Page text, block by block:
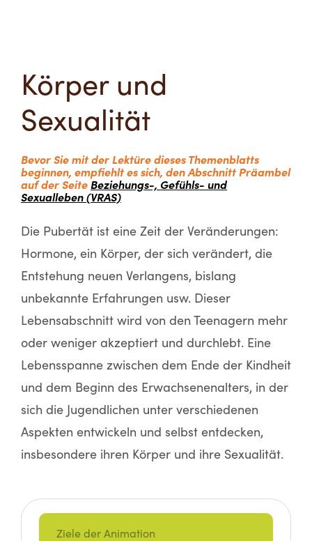
Körper und
Sexualität
Bevor Sie mit der Lektüre dieses Themenblatts
beginnen, empfiehlt es sich, den Abschnitt Präambel
auf der SeiteBeziehungs-, Gefühls- und
Sexualleben (VRAS)
Die Pubertät ist eine Zeit der Veränderungen:
Hormone, ein Körper, der sich verändert, die
Entstehung neuen Verlangens, bislang
unbekannte Erfahrungen usw. Dieser
Lebensabschnitt wird von den Teenagern mehr
oder weniger akzeptiert und durchlebt. Eine
Lebensspanne zwischen dem Ende der Kindheit
und dem Beginn des Erwachsenenalters, in der
sich die Jugendlichen unter verschiedenen
Aspekten entwickeln und selbst entdecken,
insbesondere ihren Körper und ihre Sexualität.
Ziele der Animation